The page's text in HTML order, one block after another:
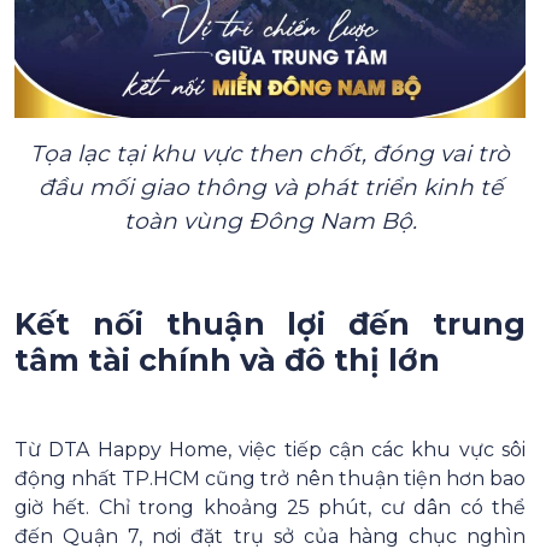
Tọa lạc tại khu vực then chốt, đóng vai trò
đầu mối giao thông và phát triển kinh tế
toàn vùng Đông Nam Bộ.
Kết nối thuận lợi đến trung
tâm tài chính và đô thị lớn
Từ DTA Happy Home, việc tiếp cận các khu vực sôi
động nhất TP.HCM cũng trở nên thuận tiện hơn bao
giờ hết. Chỉ trong khoảng 25 phút, cư dân có thể
đến Quận 7, nơi đặt trụ sở của hàng chục nghìn